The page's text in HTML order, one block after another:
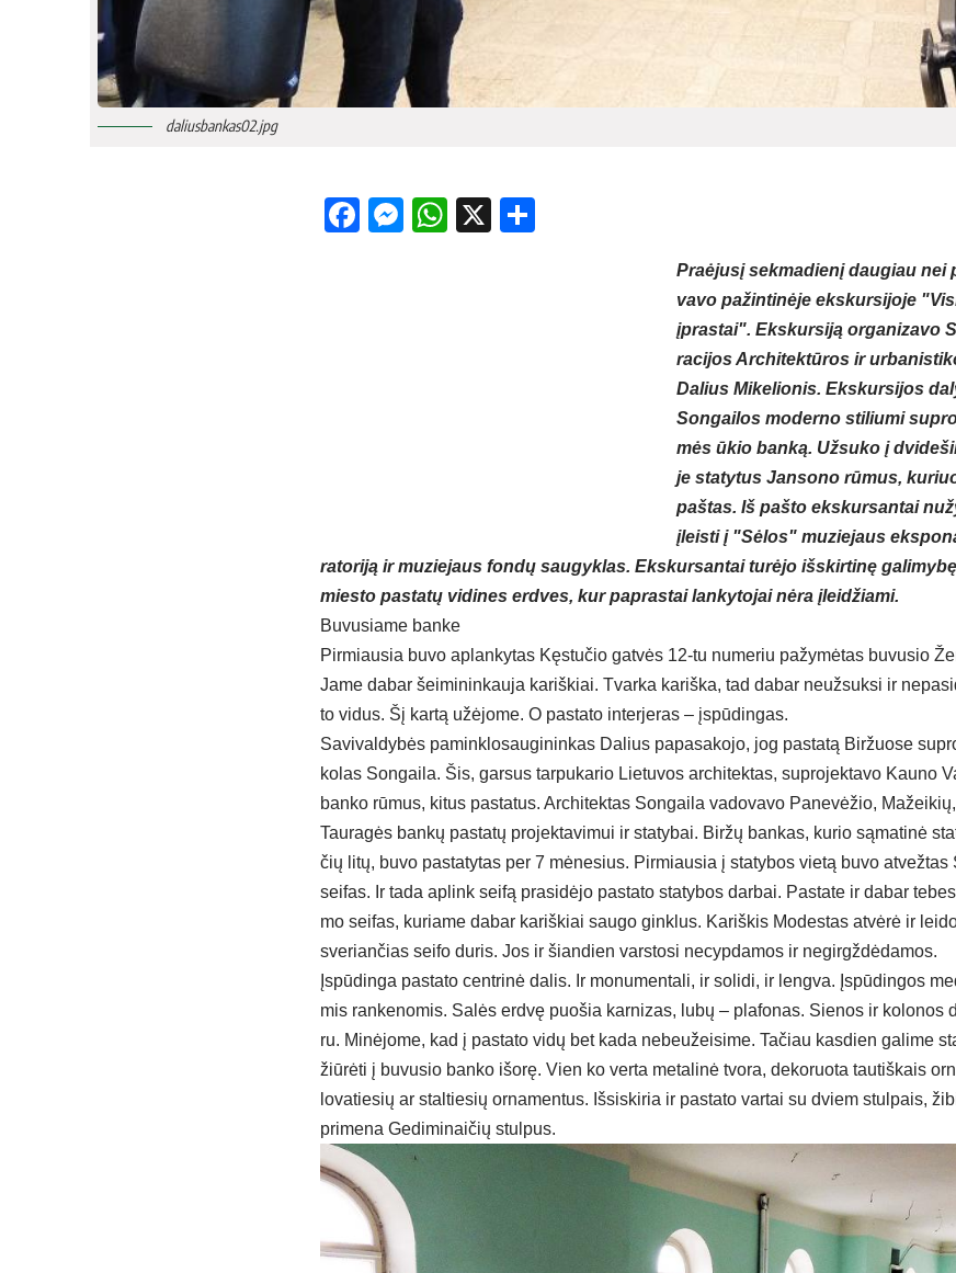
daliusbankas02.jpg
Facebook
Messenger
WhatsApp
X
Praė­ju­sį sek­ma­die­nį dau­giau
va­vo pa­žin­ti­nė­je eks­kur­si­jo­je
įpras­tai". Eks­kur­si­ją or­ga­ni­za­vo
ra­ci­jos Ar­chi­tek­tū­ros ir
Da­lius Mi­ke­lio­nis. Eks­kur­si­jos
Son­gai­los mo­der­no sti­liu­mi
mės ūkio ban­ką. Už­su­ko į
je sta­ty­tus Jan­so­no rū­mus,
pa­štas. Iš pa­što eks­kur­san­tai
įleis­ti į "Sė­los" mu­zie­jaus
ra­to­ri­ją ir mu­zie­jaus fon­dų sau­gyk­las. Eks­kur­san­tai tu­rė­jo iš­skir­ti­nę
mies­to pa­sta­tų vi­di­nes erd­ves, kur pa­pras­tai lan­ky­to­jai nė­ra įlei­džia­mi.
Bu­vu­sia­me ban­ke
Pir­miau­sia bu­vo ap­lan­ky­tas Kęs­tu­čio gat­vės 12-tu nu­me­riu pa­žy­mė­tas bu­vu­sio
Ja­me da­bar šei­mi­nin­kau­ja ka­riš­kiai. Tvar­ka ka­riš­ka, tad da­bar neuž­suk­si ir
to vi­dus. Šį kar­tą užė­jo­me. O pa­sta­to in­ter­je­ras – įspū­din­gas.
Sa­vi­val­dy­bės pa­mink­lo­sau­gi­nin­kas Da­lius pa­pa­sa­ko­jo, jog pa­sta­tą Bir­žuo­se
ko­las Son­gai­la. Šis, gar­sus tar­pu­ka­rio Lie­tu­vos ar­chi­tek­tas, su­pro­jek­ta­vo Kau­no
ban­ko rū­mus, ki­tus pa­sta­tus. Ar­chi­tek­tas Son­gai­la va­do­va­vo Pa­ne­vė­žio,
Tau­ra­gės ban­kų pa­sta­tų pro­jek­ta­vi­mui ir sta­ty­bai. Bir­žų ban­kas, ku­rio są­ma­ti­nė
čių li­tų, bu­vo pa­sta­ty­tas per 7 mė­ne­sius. Pir­miau­sia į sta­ty­bos vie­tą bu­vo
sei­fas. Ir ta­da ap­link sei­fą pra­si­dė­jo pa­sta­to sta­ty­bos dar­bai. Pas­ta­te ir da­bar
mo sei­fas, ku­ria­me da­bar ka­riš­kiai sau­go gink­lus. Ka­riš­kis Mo­des­tas at­vė­rė ir
sve­rian­čias sei­fo du­ris. Jos ir šian­dien vars­to­si ne­cyp­da­mos ir ne­girgž­dė­da­mos.
Įs­pū­din­ga pa­sta­to cent­ri­nė da­lis. Ir mo­nu­men­ta­li, ir so­li­di, ir leng­va. Įs­pū­din­gos
mis ran­ke­no­mis. Sa­lės erd­vę puo­šia kar­ni­zas, lu­bų – pla­fo­nas. Sie­nos ir ko­lo­nos
ru. Mi­nė­jo­me, kad į pa­sta­to vi­dų bet ka­da ne­beu­žei­si­me. Ta­čiau kas­dien ga­li­me
žiū­rė­ti į bu­vu­sio ban­ko išo­rę. Vien ko ver­ta me­ta­li­nė tvo­ra, de­ko­ruo­ta tau­tiš­kais
lo­va­tie­sių ar stal­tie­sių or­na­men­tus. Iš­sis­ki­ria ir pa­sta­to var­tai su dviem stul­pais,
pri­me­na Ge­di­mi­nai­čių stul­pus.